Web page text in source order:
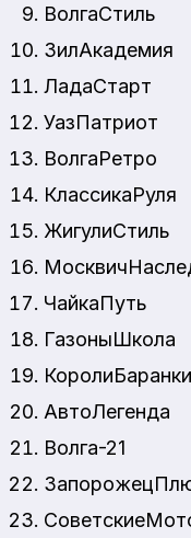
ВолгаСтиль
ЗилАкадемия
ЛадаСтарт
УазПатриот
ВолгаРетро
КлассикаРуля
ЖигулиСтиль
ЧайкаПуть
ГазоныШкола
КоролиБаранки
АвтоЛегенда
Волга-21